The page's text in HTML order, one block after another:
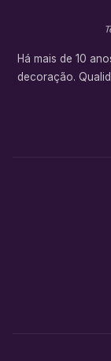
Há mais de 10
decoração.